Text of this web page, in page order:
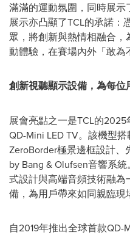
滿滿的運動氛圍，同時展
展示亦凸顯了TCL的承諾：
眾，將創新與熱情相融合
動體驗，在賽場內外「敢為
創新視聽顯示設備，為每
展會亮點之一是TCL的
QD-Mini LED TV。該機型搭
ZeroBorder極景邊框設計
by Bang & Olufsen音響系
式設計與高端音頻技術融
備，為用戶帶來如同親臨現
自2019年推出全球首款QD-